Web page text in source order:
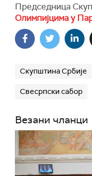
Председница
Олимпијцима у
Скупштина Србије
Свесрпски сабор
Везани чланци